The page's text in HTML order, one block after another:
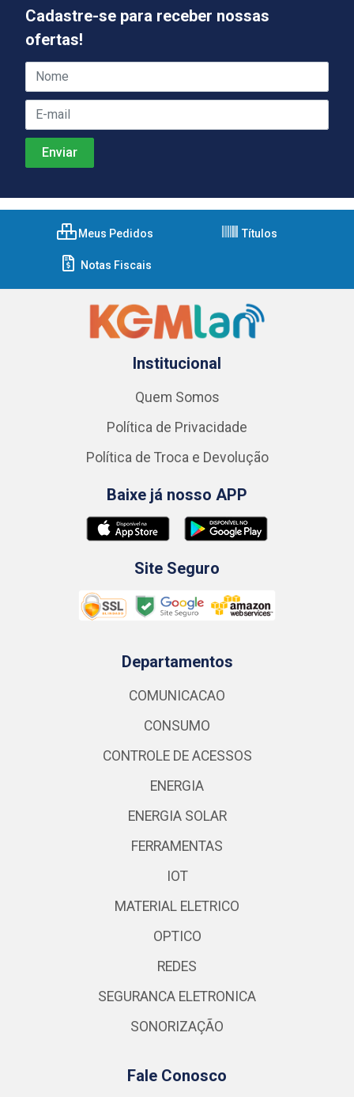
Cadastre-se para receber nossas
ofertas!
Meus Pedidos Títulos
Notas Fiscais
Institucional
Quem Somos
Política de Privacidade
Política de Troca e Devolução
Baixe já nosso APP
Site Seguro
Departamentos
COMUNICACAO
CONSUMO
CONTROLE DE ACESSOS
ENERGIA
ENERGIA SOLAR
FERRAMENTAS
IOT
MATERIAL ELETRICO
OPTICO
REDES
SEGURANCA ELETRONICA
SONORIZAÇÃO
Fale Conosco